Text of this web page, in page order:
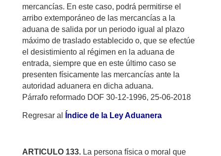
mercancías. En este caso, podrá permitirse el
arribo extemporáneo de las mercancías a la
aduana de salida por un periodo igual al plazo
máximo de traslado establecido o, que se efectúe
el desistimiento al régimen en la aduana de
entrada, siempre que en este último caso se
presenten físicamente las mercancías ante la
autoridad aduanera en dicha aduana.
Párrafo reformado DOF 30-12-1996, 25-06-2018
Regresar al Índice de la Ley Aduanera
ARTICULO 133.La persona física o moral que